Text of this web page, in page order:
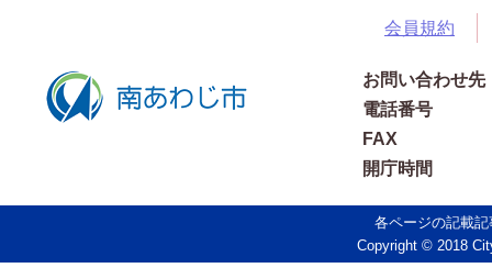
会員規約
お問い合わせ先
電話番号
FAX
開庁時間
各ページの記載
Copyright © 2018